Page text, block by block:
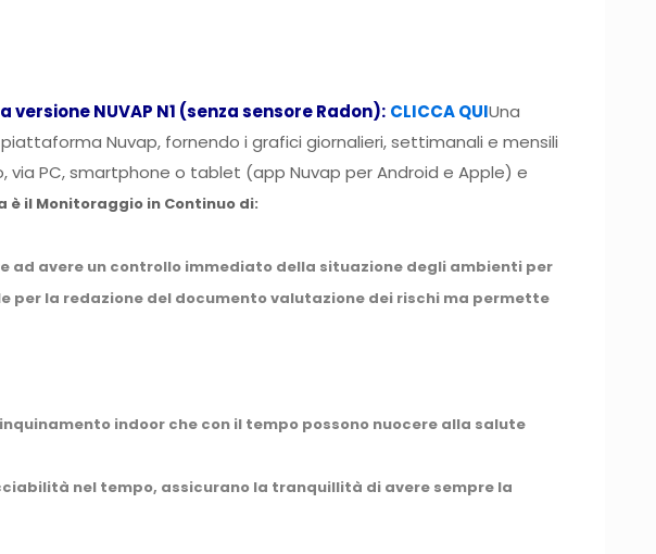
versione NUVAP N1 (senza sensore Radon): CLICCA QUIUna
Nuvap, fornendo i grafici giornalieri, settimanali e mensili
PC, smartphone o tablet (app Nuvap per Android e Apple) e
il Monitoraggio in Continuo di:
avere un controllo immediato della situazione degli ambienti per
la redazione del documento valutazione dei rischi ma permette
indoor che con il tempo possono nuocere alla salute
nel tempo, assicurano la tranquillità di avere sempre la